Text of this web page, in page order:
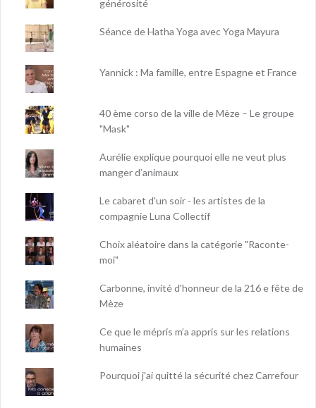
générosité
Séance de Hatha Yoga avec Yoga Mayura
Yannick : Ma famille, entre Espagne et France
40 ème corso de la ville de Mèze – Le groupe
"Mask"
Aurélie explique pourquoi elle ne veut plus
manger d’animaux
Le cabaret d'un soir - les artistes de la
compagnie Luna Collectif
Choix aléatoire dans la catégorie "Raconte-
moi"
Carbonne, invité d'honneur de la 216 e fête de
Mèze
Ce que le mépris m’a appris sur les relations
humaines
Pourquoi j'ai quitté la sécurité chez Carrefour